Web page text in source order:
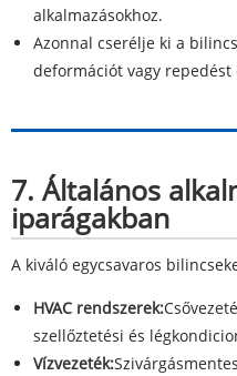
alkalmazásokhoz.
Azonnal cserélje ki a
deformációt vagy repedést
7. Általános
iparágakban
A kiváló egycsavaros
HVAC rendszerek:
szellőztetési és
Vízvezeték: